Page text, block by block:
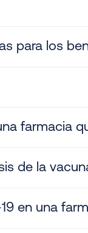
para los
farmacia
de la
en una